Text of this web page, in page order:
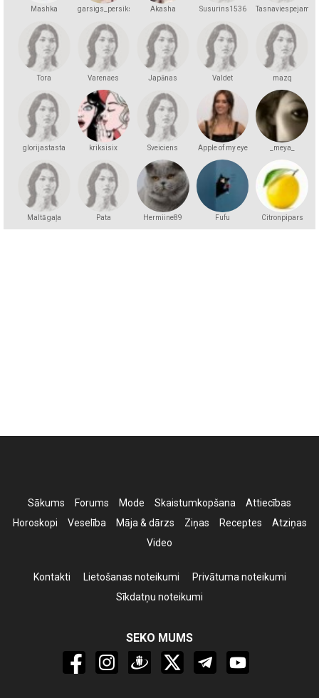
Mashka
garsigs_persiks Akasha Susurins1536 Tasnaviespejams
Tora Varenaes
Japānas
Valdet mazq
glorijastasta kriksisix Sveiciens Apple of my eye _meya_
Maltā gaļa Pata Hermiine89 Fufu Citronpipars
Sākums Forums Mode Skaistumkopšana
Attiecības
Horoskopi
Veselība Māja & dārzs Ziņas Receptes
Atziņas
Video
Kontakti Lietošanas noteikumi
Privātuma noteikumi
Sīkdatņu noteikumi
SEKO MUMS